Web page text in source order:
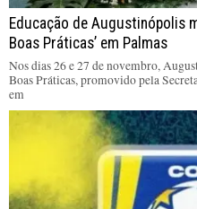
Educação de Augustinópolis
Boas Práticas’ em Palmas
Nos dias 26 e 27 de novembro,
Boas Práticas, promovido pela
em